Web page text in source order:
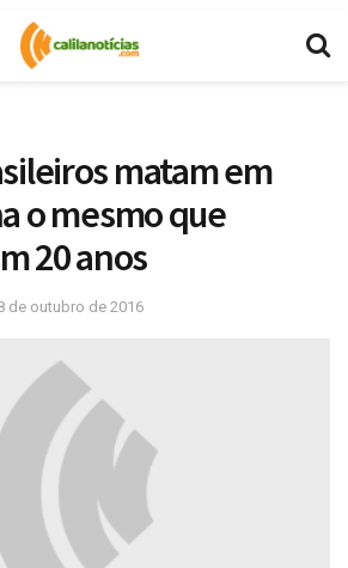
matam em
o mesmo que
20 anos
de outubro de 2016